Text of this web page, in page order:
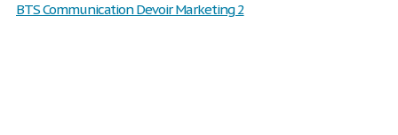
BTS Communication Devoir Marketing 2